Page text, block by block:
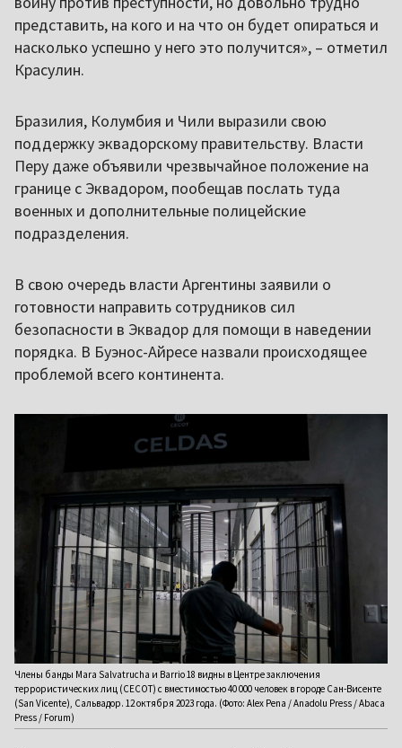
представить, на кого и на что он будет опираться и
насколько успешно у него это получится», – отметил
Красулин.
Бразилия, Колумбия и Чили выразили свою
поддержку эквадорскому правительству. Власти
Перу даже объявили чрезвычайное положение на
границе с Эквадором, пообещав послать туда
военных и дополнительные полицейские
подразделения.
В свою очередь власти Аргентины заявили о
готовности направить сотрудников сил
безопасности в Эквадор для помощи в наведении
порядка. В Буэнос-Айресе назвали происходящее
проблемой всего континента.
Члены банды Mara Salvatrucha и Barrio 18 видны в Центре заключения
террористических лиц (CECOT) с вместимостью 40 000 человек в городе Сан-Висенте
(San Vicente), Сальвадор. 12 октября 2023 года. (Фото: Alex Pena / Anadolu Press / Abaca
Press / Forum)